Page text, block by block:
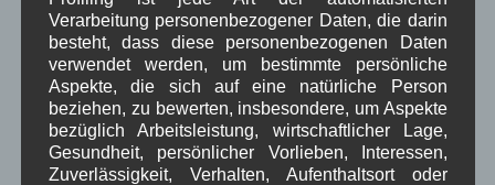
April 2026(8)
März 2026
(9)
Februar 2026(6)
Januar 2026
(8)
Dezember 2025(14)
November 2025(5)
Oktober 2025(8)
September 2025(5)
Verarbeitung personenbezogener Daten, die darin
besteht, dass diese personenbezogenen Daten
verwendet werden, um bestimmte persönliche
Aspekte, die sich auf eine natürliche Person
beziehen, zu bewerten, insbesondere, um Aspekte
bezüglich Arbeitsleistung, wirtschaftlicher Lage,
Gesundheit, persönlicher Vorlieben, Interessen,
Zuverlässigkeit, Verhalten, Aufenthaltsort oder